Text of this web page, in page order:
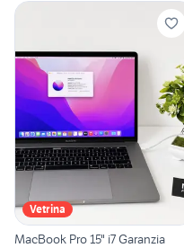
Vetrina
MacBook Pro 15" i7 Garanzia